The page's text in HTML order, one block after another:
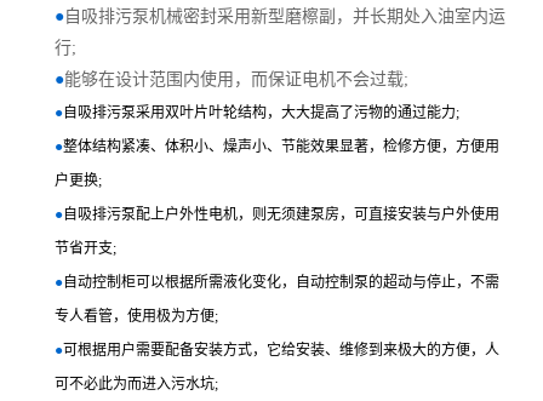
● 自吸排污泵机械密封采用新型磨檫副，并长期处入油室内运
行;
●能够在设计范围内使用，而保证电机不会过载;
●自吸排污泵采用双叶片叶轮结构，大大提高了污物的通过能力;
●整体结构紧凑、体积小、燥声小、节能效果显著，检修方便，方便用
户更换;
●自吸排污泵配上户外性电机，则无须建泵房，可直接安装与户外使用
节省开支;
●自动控制柜可以根据所需液化变化，自动控制泵的超动与停止，不需
专人看管，使用极为方便;
●可根据用户需要配备安装方式，它给安装、维修到来极大的方便，人
可不必此为而进入污水坑;